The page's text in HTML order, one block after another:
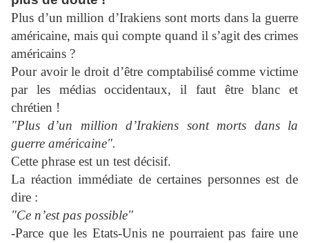
Plus d’un million d’Irakiens sont morts dans la guerre
américaine, mais qui compte quand il s’agit des crimes
américains ?
Pour avoir le droit d’être comptabilisé comme victime
par les médias occidentaux, il faut être blanc et
chrétien !
"Plus d’un million d’Irakiens sont morts dans la
guerre américaine".
Cette phrase est un test décisif.
La réaction immédiate de certaines personnes est de
dire :
"Ce n’est pas possible"
-Parce que les Etats-Unis ne pourraient pas faire une